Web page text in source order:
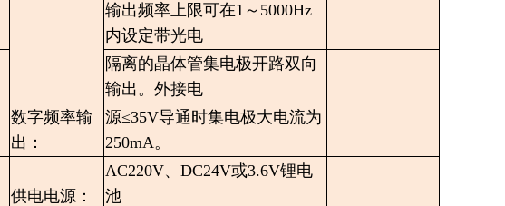
数字频率输
出：
输出频率上限可在1～5000Hz
内设定带光电
隔离的晶体管集电极开路双向
输出。外接电
源≤35V导通时集电极大电流为
250mA。
供电电源：
AC220V、DC24V或3.6V锂电
池